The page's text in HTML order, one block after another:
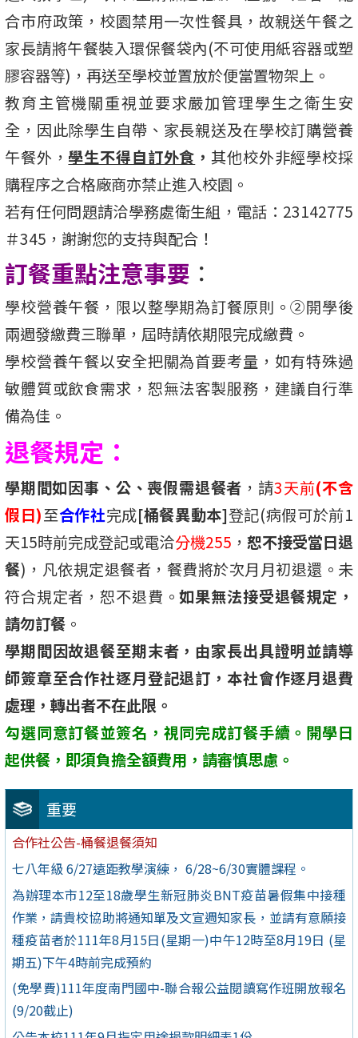
重要
合作社公告-桶餐退餐須知
七八年級 6/27遠距教學演練， 6/28~6/30實體課程。
為辦理本市12至18歲學生新冠肺炎BNT疫苗暑假集中接種
作業，請貴校協助將通知單及文宣週知家長，並請有意願接
種疫苗者於111年8月15日(星期一)中午12時至8月19日 (星
期五)下午4時前完成預約
(免學費)111年度南門國中-聯合報公益閱讀寫作班開放報名
(9/20截止)
合市府政策，校園禁用一次性餐具，故親送午餐之
家長請將午餐裝入環保餐袋內(不可使用紙容器或塑
膠容器等)，再送至學校並置放於便當置物架上。
教育主管機關重視並要求嚴加管理學生之衛生安
全，因此除學生自帶、家長親送及在學校訂購營養
午餐外， 學生不得自訂外食 ，其他校外非經學校採
購程序之合格廠商亦禁止進入校園。
若有任何問題請洽學務處衛生組，電話：23142775
＃345，謝謝您的支持與配合！
訂餐重點注意事要 ：
學校營養午餐，限以整學期為訂餐原則。②開學後
兩週發繳費三聯單，屆時請依期限完成繳費。
學校營養午餐以安全把關為首要考量，如有特殊過
敏體質或飲食需求，恕無法客製服務，建議自行準
備為佳。
退餐規定：
學期間如因事、公、喪假需退餐者 ，請3天前(不含
假日)至合作社完成[桶餐異動本]登記(病假可於前1
天15時前完成登記或電洽分機255 ， 恕不接受當日退
餐)，凡依規定退餐者，餐費將於次月月初退還。未
符合規定者，恕不退費。如果無法接受退餐規定，
請勿訂餐 。
學期間因故退餐至期末者，由家長出具證明並請導
師簽章至合作社逐月登記退訂，本社會作逐月退費
處理，轉出者不在此限。
勾選同意訂餐並簽名，視同完成訂餐手續。開學日
起供餐，即須負擔全額費用，請審慎思慮。